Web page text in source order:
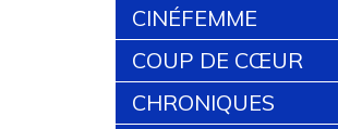
CINÉFEMME
COUP DE CŒUR
CHRONIQUES